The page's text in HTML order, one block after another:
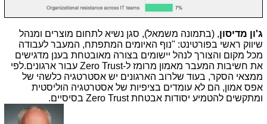
ג'ון מדיסון, (בתמונה משמאל), סגן נשיא לתחום מוצרים ומנהל
שיווק ראשי בפורטינט: "נוף האיומים המתפתח, המעבר לעבודה
מכל מקום והצורך לנהל יישומים בצורה מאובטחת בענן מדגישים
את חשיבות המעבר מאמון מרומז ל-Zero Trust עבור ארגונים.לפי
ממצאי הסקר, בעוד שלרוב הארגונים יש אסטרטגיה כלשהי של
אפס אמון, הם לא עומדים בציפיות של אסטרטגיה הוליסטית
ומתקשים להטמיע יסודות אבטחתZero Trust בסיסיים.